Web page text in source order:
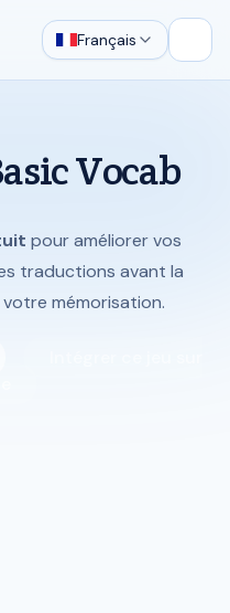
Français
Vocab
pour améliorer vos
traductions avant la
mémorisation.